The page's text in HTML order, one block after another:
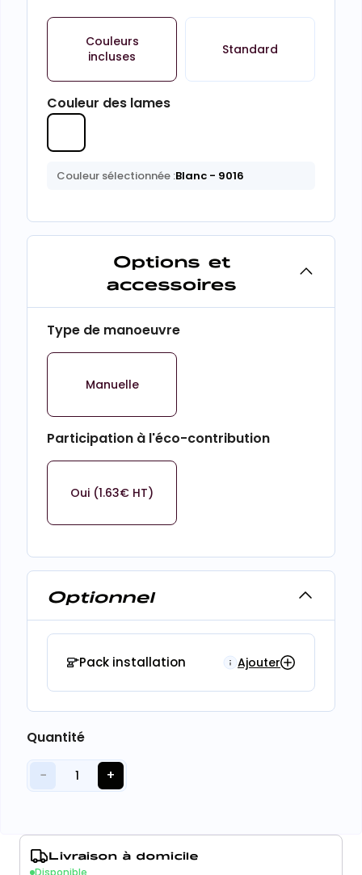
Couleurs
incluses
Standard
Couleur des lames
Couleur sélectionnée :Blanc - 9016
Options et
accessoires
Type de manoeuvre
Manuelle
Participation à l'éco-contribution
Oui (1.63€ HT)
Optionnel
Pack installation Ajouter
Quantité
− 1 +
Livraison à domicile
Disponible